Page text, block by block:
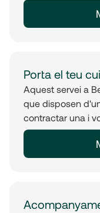
Porta el teu
Aquest servei a
que disposen
contractar una i